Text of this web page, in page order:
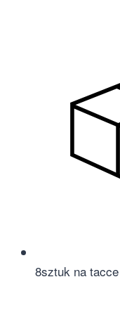
8sztuk na tacce